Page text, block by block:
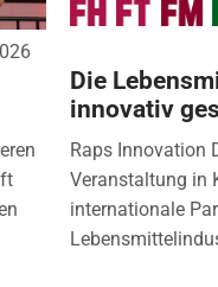
Die
innovativ
Raps Innovation
Veranstaltung in
internationale